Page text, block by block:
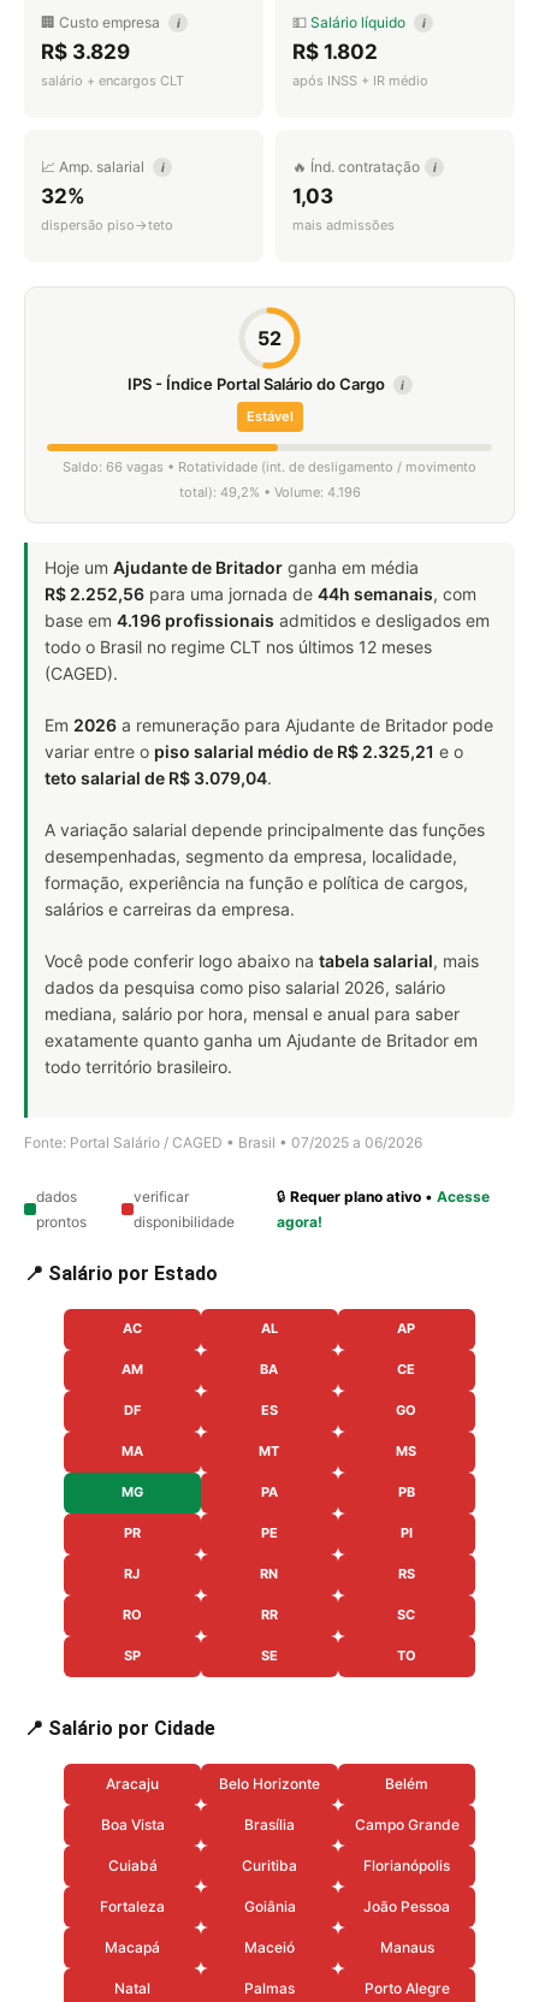
🏢 Custo empresa i
R$ 3.829
salário + encargos CLT
💵 Salário líquido i
R$ 1.802
após INSS + IR médio
📈 Amp. salarial i
32%
dispersão piso→teto
🔥 Índ. contratação i
1,03
mais admissões
52
IPS - Índice Portal Salário do Cargo i
Estável
Saldo: 66 vagas • Rotatividade (int. de desligamento / movimento
total): 49,2% • Volume: 4.196
Hoje um Ajudante de Britador ganha em média
R$ 2.252,56 para uma jornada de 44h semanais, com
base em 4.196 profissionais admitidos e desligados em
todo o Brasil no regime CLT nos últimos 12 meses
(CAGED).
Em 2026 a remuneração para Ajudante de Britador pode
variar entre o piso salarial médio de R$ 2.325,21 e o
teto salarial de R$ 3.079,04.
A variação salarial depende principalmente das funções
desempenhadas, segmento da empresa, localidade,
formação, experiência na função e política de cargos,
salários e carreiras da empresa.
Você pode conferir logo abaixo na tabela salarial, mais
dados da pesquisa como piso salarial 2026, salário
mediana, salário por hora, mensal e anual para saber
exatamente quanto ganha um Ajudante de Britador em
todo território brasileiro.
Fonte: Portal Salário / CAGED • Brasil • 07/2025 a 06/2026
dados
prontos
verificar
disponibilidade
🔒Requer plano ativo •Acesse
agora!
📍 Salário por Estado
AC AL AP
AM BA CE
DF ES GO
MA MT MS
MG PA PB
PR PE PI
RJ RN RS
RO RR SC
SP SE TO
📍 Salário por Cidade
Aracaju Belo Horizonte Belém
Boa Vista Brasília Campo Grande
Cuiabá Curitiba Florianópolis
Fortaleza Goiânia João Pessoa
Macapá Maceió Manaus
Natal Palmas Porto Alegre